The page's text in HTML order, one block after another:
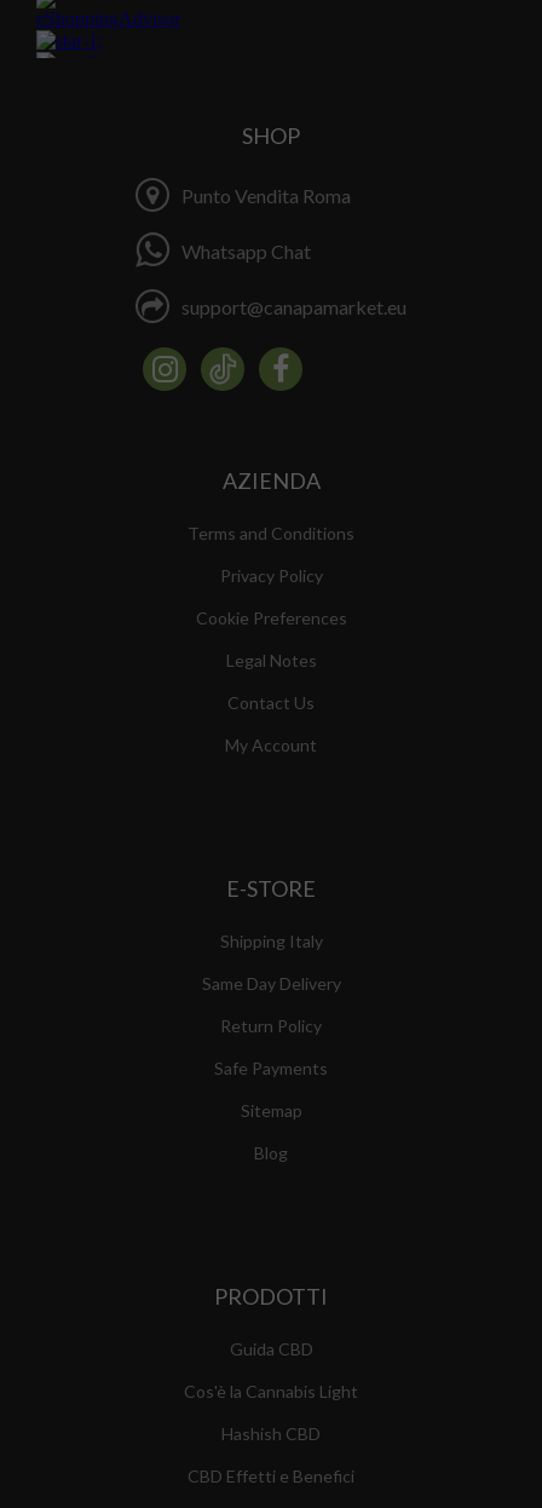
SHOP
Punto Vendita Roma
Whatsapp Chat
support@canapamarket.eu
AZIENDA
Terms and Conditions
Privacy Policy
Cookie Preferences
Legal Notes
Contact Us
My Account
E-STORE
Shipping Italy
Same Day Delivery
Return Policy
Safe Payments
Sitemap
Blog
PRODOTTI
Guida CBD
Cos'è la Cannabis Light
Hashish CBD
CBD Effetti e Benefici